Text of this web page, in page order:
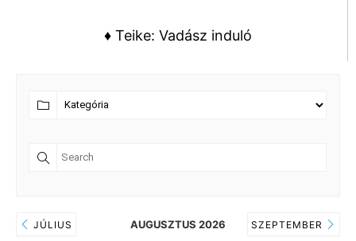
♦ Teike: Vadász induló
JÚLIUS AUGUSZTUS 2026 SZEPTEMBER